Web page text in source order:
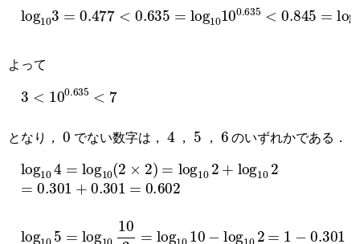
log 10 0.477 0.635= log 100.635 0.845 log
よって
3 10 0.635 7
となり，
0
でない数字は，
4
，
5
，
6
のいずれかである．
log 104 log 102× log 2+ log
2
0.301 0.301 0.602
log 105 log 10 log 10 log 2 1−
0.301